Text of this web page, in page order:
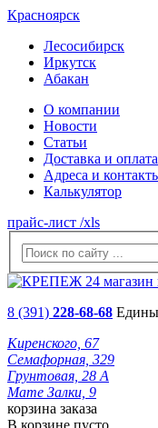
Красноярск
Лесосибирск
Иркутск
Абакан
О компании
Новости
Статьи
Доставка и оплата
Адреса и
Калькулятор
прайс-лист /xls
8 (391) 228-68-68
Киренского, 67
Семафорная, 329
Грунтовая, 28 А
Мате Залки, 9
корзина заказа
В корзине пусто